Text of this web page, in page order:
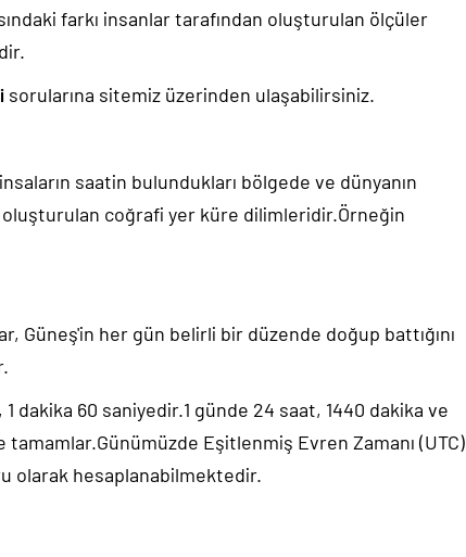
farkı insanlar tarafından oluşturulan ölçüler
sorularına sitemiz üzerinden ulaşabilirsiniz.
saatin bulundukları bölgede ve dünyanın
coğrafi yer küre dilimleridir.Örneğin
Güneş'in her gün belirli bir düzende doğup battığını
dakika 60 saniyedir.1 günde 24 saat, 1440 dakika ve
Eşitlenmiş Evren Zamanı (UTC)
olarak hesaplanabilmektedir.